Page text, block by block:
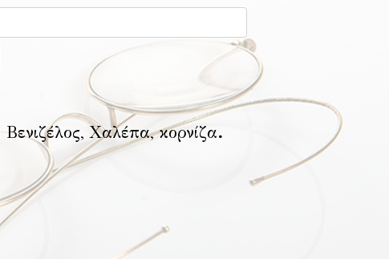
Βενιζέλος, Χαλέπα, κορνίζα.